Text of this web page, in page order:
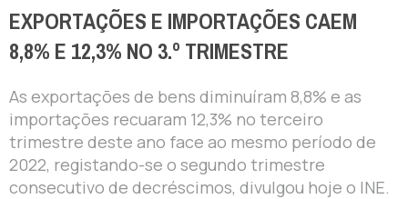
EXPORTAÇÕES E IMPORTAÇÕES CAEM
8,8% E 12,3% NO 3.º TRIMESTRE
As exportações de bens diminuíram 8,8% e as
importações recuaram 12,3% no terceiro
trimestre deste ano face ao mesmo período de
2022, registando-se o segundo trimestre
consecutivo de decréscimos, divulgou hoje o INE.